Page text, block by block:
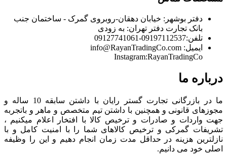
دفتر بوشهر: خیابان دهقان-روبروی گمرک - ساختمان جنب
بانک تجارت دفتر تهران: به زودی
تلفن:09197112537-09127741061
ایمیل: info@RayanTradingCo.com
Instagram:RayanTradingCo
درباره ما
ما در بازرگانی تجارت گستر رایان با داشتن سابقه 10 ساله و
مجوزهای قانونی و همچنین با داشتن تیم متخصص و ماهر و باتجربه
جهت واردات و صادرات و ترخیص کالا با افتخار اعلام میکنیم ،
تشریفات گمرکی و ترخیص کالاهای شما را با امنیت کامل و با
نازلترین هزینه در حداقل مدت زمان انجام دهیم و این را وظیفه
اصلی خود می دانیم.